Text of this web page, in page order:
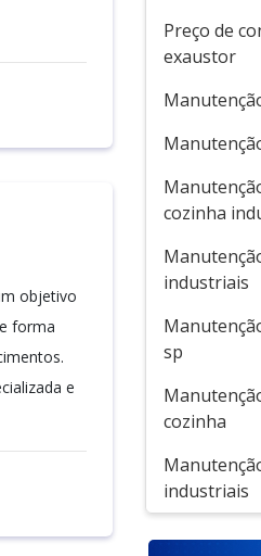
objetivo
forma
e
Preço de
exaustor
cozinha
industriais
sp
cozinha
industriais